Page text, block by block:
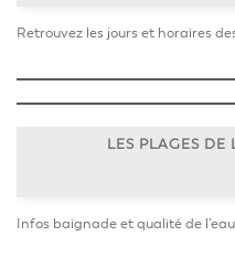
Retrouvez les jours et horaires
LES PLAGES DE
Infos baignade et qualité de